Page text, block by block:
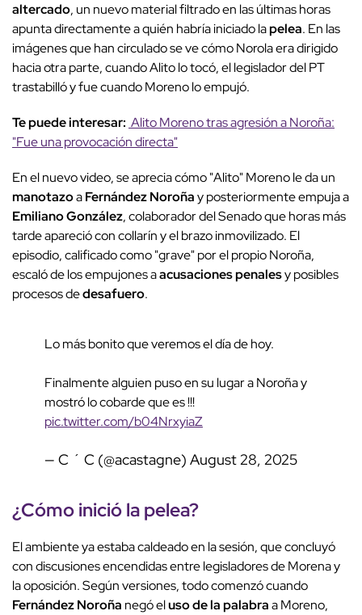
altercado, un nuevo material filtrado en las últimas horas
apunta directamente a quién habría iniciado lapelea. En las
imágenes que han circulado se ve cómo Norola era dirigido
hacia otra parte, cuando Alito lo tocó, el legislador del PT
trastabilló y fue cuando Moreno lo empujó.
Te puede interesar: Alito Moreno tras agresión a Noroña:
"Fue una provocación directa"
En el nuevo video, se aprecia cómo "Alito" Moreno le da un
manotazoaFernández Noroñay posteriormente empuja a
Emiliano González, colaborador del Senado que horas más
tarde apareció con collarín y el brazo inmovilizado. El
episodio, calificado como "grave" por el propio Noroña,
escaló de los empujones aacusaciones penalesy posibles
procesos dedesafuero.
Lo más bonito que veremos el día de hoy.
Finalmente alguien puso en su lugar a Noroña y
mostró lo cobarde que es !!!
pic.twitter.com/b04NrxyiaZ
— C ´ C (@acastagne) August 28, 2025
¿Cómo inició lapelea?
El ambiente ya estaba caldeado en la sesión, que concluyó
con discusiones encendidas entre legisladores de Morena y
la oposición. Según versiones, todo comenzó cuando
Fernández Noroña negó eluso de la palabraa Moreno,